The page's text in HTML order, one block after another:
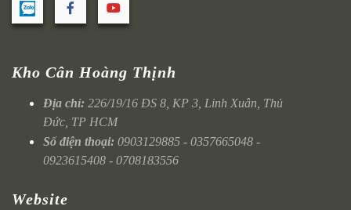
Kho Cân Hoàng Thịnh
Địa chỉ: 226/19/16 ĐS 8, KP 3, Linh Xuân, Thủ
Đức, TP HCM
Số điện thoại: 0903129885 - 0357665048 -
0923615408 - 0708183556
Website